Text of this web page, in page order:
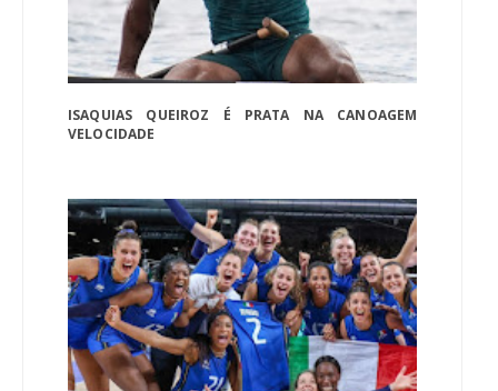
ISAQUIAS QUEIROZ É PRATA NA CANOAGEM
VELOCIDADE